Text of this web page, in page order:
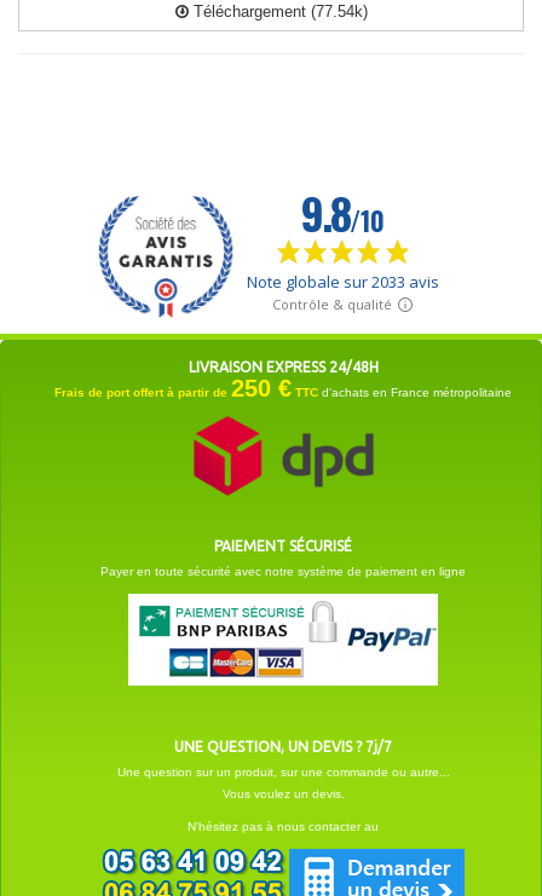
Téléchargement (77.54k)
LIVRAISON EXPRESS 24/48H
Frais de port offert à partir de 250 € TTC d'achats en France métropolitaine
PAIEMENT SÉCURISÉ
Payer en toute sécurité avec notre système de paiement en ligne
UNE QUESTION, UN DEVIS ? 7j/7
Une question sur un produit, sur une commande ou autre...
Vous voulez un devis.
N'hésitez pas à nous contacter au